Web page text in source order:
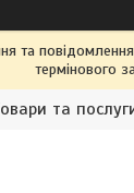
термінового
та